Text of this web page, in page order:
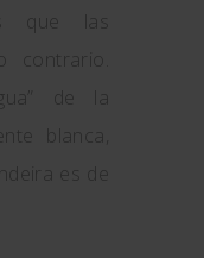
que las
contrario.
de la
blanca,
es de